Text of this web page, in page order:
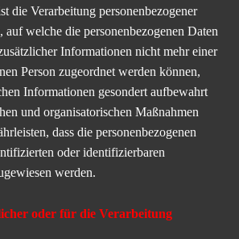
die Verarbeitung personenbezogener
auf welche die personenbezogenen Daten
Informationen nicht mehr einer
Person zugeordnet werden können,
Informationen gesondert aufbewahrt
und organisatorischen Maßnahmen
dass die personenbezogenen
oder identifizierbaren
werden.
oder für die Verarbeitung